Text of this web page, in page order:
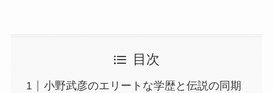
目次
小野武彦のエリートな学歴と伝説の同期